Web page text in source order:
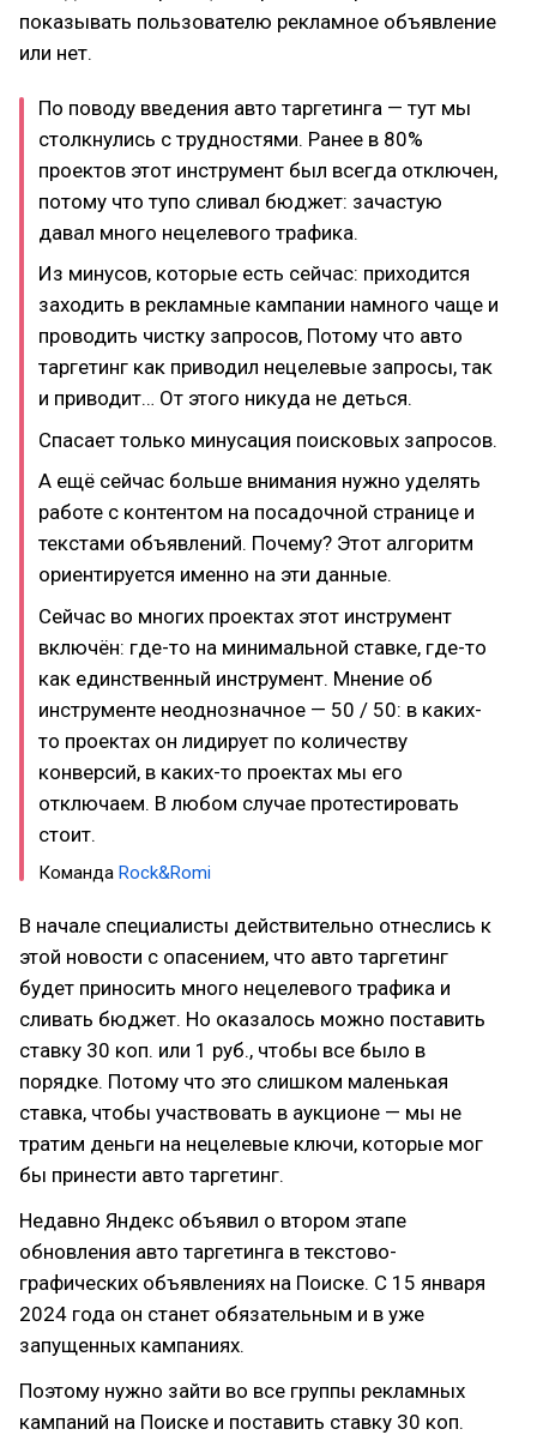
показывать пользователю рекламное объявление
или нет.
По поводу введения авто таргетинга — тут мы
столкнулись с трудностями. Ранее в 80%
проектов этот инструмент был всегда отключен,
потому что тупо сливал бюджет: зачастую
давал много нецелевого трафика.
Из минусов, которые есть сейчас: приходится
заходить в рекламные кампании намного чаще и
проводить чистку запросов, Потому что авто
таргетинг как приводил нецелевые запросы, так
и приводит… От этого никуда не деться.
Спасает только минусация поисковых запросов.
А ещё сейчас больше внимания нужно уделять
работе с контентом на посадочной странице и
текстами объявлений. Почему? Этот алгоритм
ориентируется именно на эти данные.
Сейчас во многих проектах этот инструмент
включён: где-то на минимальной ставке, где-то
как единственный инструмент. Мнение об
инструменте неоднозначное — 50 / 50: в каких-
то проектах он лидирует по количеству
конверсий, в каких-то проектах мы его
отключаем. В любом случае протестировать
стоит.
Команда Rock&Romi
В начале специалисты действительно отнеслись к
этой новости с опасением, что авто таргетинг
будет приносить много нецелевого трафика и
сливать бюджет. Но оказалось можно поставить
ставку 30 коп. или 1 руб., чтобы все было в
порядке. Потому что это слишком маленькая
ставка, чтобы участвовать в аукционе — мы не
тратим деньги на нецелевые ключи, которые мог
бы принести авто таргетинг.
Недавно Яндекс объявил о втором этапе
обновления авто таргетинга в текстово-
графических объявлениях на Поиске. С 15 января
2024 года он станет обязательным и в уже
запущенных кампаниях.
Поэтому нужно зайти во все группы рекламных
кампаний на Поиске и поставить ставку 30 коп.